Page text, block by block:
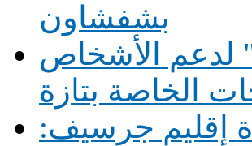
بشفشاون
لدعم الأشخاص
الخاصة بتازة
لفائدة إقليم جرسيف: